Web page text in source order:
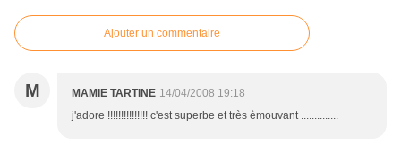
Ajouter un commentaire
M MAMIE TARTINE 14/04/2008 19:18
j'adore !!!!!!!!!!!!!!! c'est superbe et très èmouvant ..............